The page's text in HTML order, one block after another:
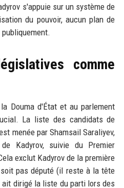
s'appuie sur un système de
du pouvoir, aucun plan de
comme
Douma d'État et au parlement
La liste des candidats de
menée par Shamsail Saraliyev,
Kadyrov, suivie du Premier
exclut Kadyrov de la première
pas député (il reste à la tête
dirigé la liste du parti lors des